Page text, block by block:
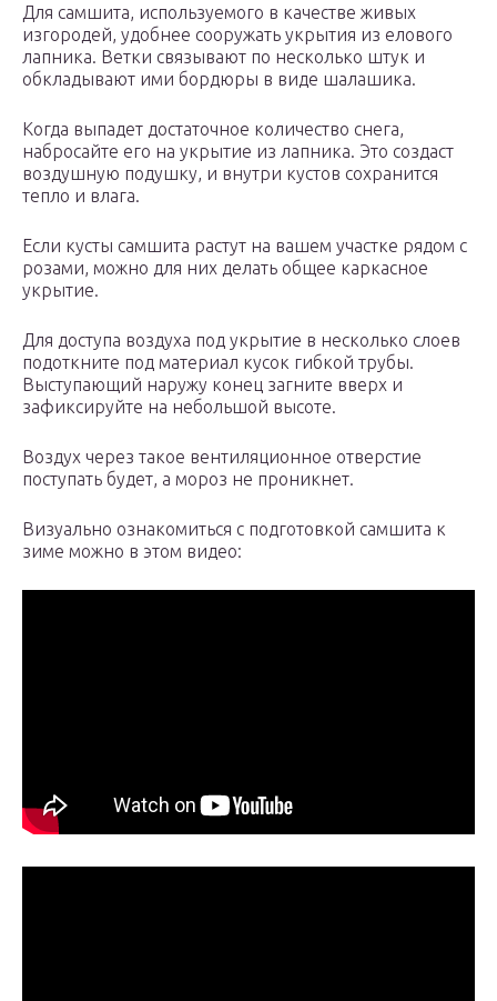
Для самшита, используемого в качестве живых
изгородей, удобнее сооружать укрытия из елового
лапника. Ветки связывают по несколько штук и
обкладывают ими бордюры в виде шалашика.
Когда выпадет достаточное количество снега,
набросайте его на укрытие из лапника. Это создаст
воздушную подушку, и внутри кустов сохранится
тепло и влага.
Если кусты самшита растут на вашем участке рядом с
розами, можно для них делать общее каркасное
укрытие.
Для доступа воздуха под укрытие в несколько слоев
подоткните под материал кусок гибкой трубы.
Выступающий наружу конец загните вверх и
зафиксируйте на небольшой высоте.
Воздух через такое вентиляционное отверстие
поступать будет, а мороз не проникнет.
Визуально ознакомиться с подготовкой самшита к
зиме можно в этом видео: